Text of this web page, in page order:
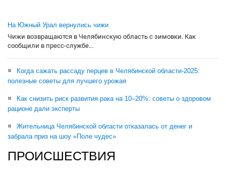
На Южный Урал вернулись чижи
Чижи возвращаются в Челябинскую область с зимовки. Как
сообщили в пресс-службе...
Когда сажать рассаду перцев в Челябинской области-2025:
полезные советы для лучшего урожая
Как снизить риск развития рака на 10–20%: советы о здоровом
рационе дали эксперты
Жительница Челябинской области отказалась от денег и
забрала приз на шоу «Поле чудес»
ПРОИСШЕСТВИЯ